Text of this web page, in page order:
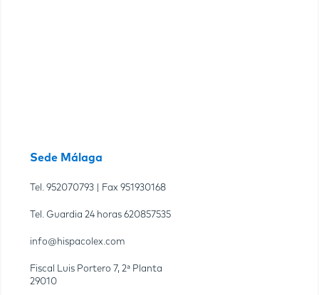
Sede Málaga
Tel. 952070793 | Fax 951930168
Tel. Guardia 24 horas 620857535
info@hispacolex.com
Fiscal Luis Portero 7, 2ª Planta
29010